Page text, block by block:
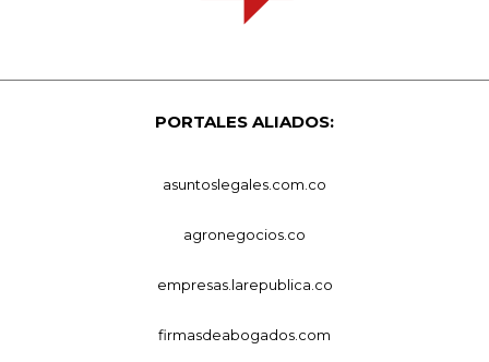
PORTALES ALIADOS:
asuntoslegales.com.co
agronegocios.co
empresas.larepublica.co
firmasdeabogados.com